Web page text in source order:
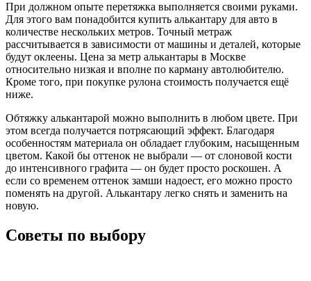
При должном опыте перетяжка выполняется своими руками.
Для этого вам понадобится купить алькантару для авто в
количестве нескольких метров. Точный метраж
рассчитывается в зависимости от машины и деталей, которые
будут оклеены. Цена за метр алькантары в Москве
относительно низкая и вполне по карману автолюбителю.
Кроме того, при покупке рулона стоимость получается ещё
ниже.
Обтяжку алькантарой можно выполнить в любом цвете. При
этом всегда получается потрясающий эффект. Благодаря
особенностям материала он обладает глубоким, насыщенным
цветом. Какой бы оттенок не выбрали — от слоновой кости
до интенсивного графита — он будет просто роскошен. А
если со временем оттенок замши надоест, его можно просто
поменять на другой. Алькантару легко снять и заменить на
новую.
Советы по выбору